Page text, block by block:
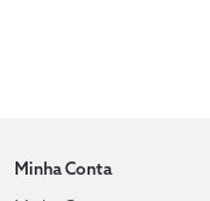
Minha Conta